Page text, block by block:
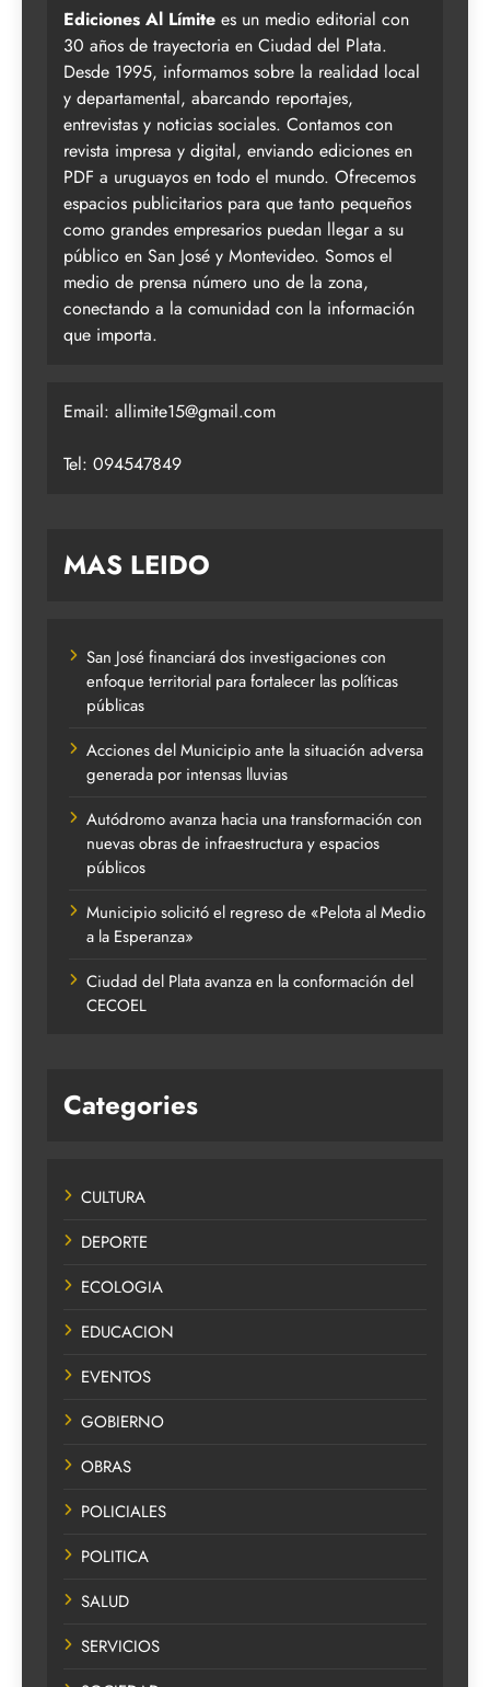
Ediciones Al Límite es un medio editorial con
30 años de trayectoria en Ciudad del Plata.
Desde 1995, informamos sobre la realidad local
y departamental, abarcando reportajes,
entrevistas y noticias sociales. Contamos con
revista impresa y digital, enviando ediciones en
PDF a uruguayos en todo el mundo. Ofrecemos
espacios publicitarios para que tanto pequeños
como grandes empresarios puedan llegar a su
público en San José y Montevideo. Somos el
medio de prensa número uno de la zona,
conectando a la comunidad con la información
que importa.
Email: allimite15@gmail.com
Tel: 094547849
MAS LEIDO
San José financiará dos investigaciones con
enfoque territorial para fortalecer las políticas
públicas
Acciones del Municipio ante la situación adversa
generada por intensas lluvias
Autódromo avanza hacia una transformación con
nuevas obras de infraestructura y espacios
públicos
Municipio solicitó el regreso de «Pelota al Medio
a la Esperanza»
Ciudad del Plata avanza en la conformación del
CECOEL
Categories
CULTURA
DEPORTE
ECOLOGIA
EDUCACION
EVENTOS
GOBIERNO
OBRAS
POLICIALES
POLITICA
SALUD
SERVICIOS